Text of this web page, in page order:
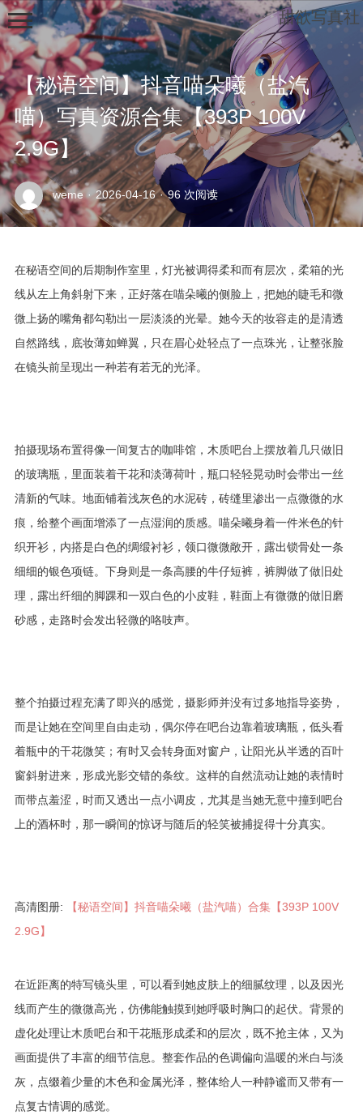
【秘语空间】抖音喵朵曦（盐汽
喵）写真资源合集【393P 100V
2.9G】
weme · 2026-04-16 · 96 次阅读
在秘语空间的后期制作室里，灯光被调得柔和而有层次，柔箱的光
线从左上角斜射下来，正好落在喵朵曦的侧脸上，把她的睫毛和微
微上扬的嘴角都勾勒出一层淡淡的光晕。她今天的妆容走的是清透
自然路线，底妆薄如蝉翼，只在眉心处轻点了一点珠光，让整张脸
在镜头前呈现出一种若有若无的光泽。
拍摄现场布置得像一间复古的咖啡馆，木质吧台上摆放着几只做旧
的玻璃瓶，里面装着干花和淡薄荷叶，瓶口轻轻晃动时会带出一丝
清新的气味。地面铺着浅灰色的水泥砖，砖缝里渗出一点微微的水
痕，给整个画面增添了一点湿润的质感。喵朵曦身着一件米色的针
织开衫，内搭是白色的绸缎衬衫，领口微微敞开，露出锁骨处一条
细细的银色项链。下身则是一条高腰的牛仔短裤，裤脚做了做旧处
理，露出纤细的脚踝和一双白色的小皮鞋，鞋面上有微微的做旧磨
砂感，走路时会发出轻微的咯吱声。
整个拍摄过程充满了即兴的感觉，摄影师并没有过多地指导姿势，
而是让她在空间里自由走动，偶尔停在吧台边靠着玻璃瓶，低头看
着瓶中的干花微笑；有时又会转身面对窗户，让阳光从半透的百叶
窗斜射进来，形成光影交错的条纹。这样的自然流动让她的表情时
而带点羞涩，时而又透出一点小调皮，尤其是当她无意中撞到吧台
上的酒杯时，那一瞬间的惊讶与随后的轻笑被捕捉得十分真实。
高清图册:
【秘语空间】抖音喵朵曦（盐汽喵）合集【393P 100V
2.9G】
在近距离的特写镜头里，可以看到她皮肤上的细腻纹理，以及因光
线而产生的微微高光，仿佛能触摸到她呼吸时胸口的起伏。背景的
虚化处理让木质吧台和干花瓶形成柔和的层次，既不抢主体，又为
画面提供了丰富的细节信息。整套作品的色调偏向温暖的米白与淡
灰，点缀着少量的木色和金属光泽，整体给人一种静谧而又带有一
点复古情调的感觉。
甜欲写真社
示
例
面